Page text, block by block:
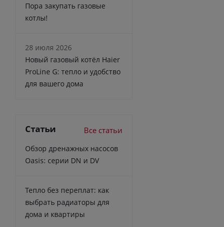
Пора закупать газовые
котлы!
28 июля 2026
Новый газовый котёл Haier
ProLine G: тепло и удобство
для вашего дома
Статьи Все статьи
Обзор дренажных насосов
Oasis: серии DN и DV
Тепло без переплат: как
выбрать радиаторы для
дома и квартиры